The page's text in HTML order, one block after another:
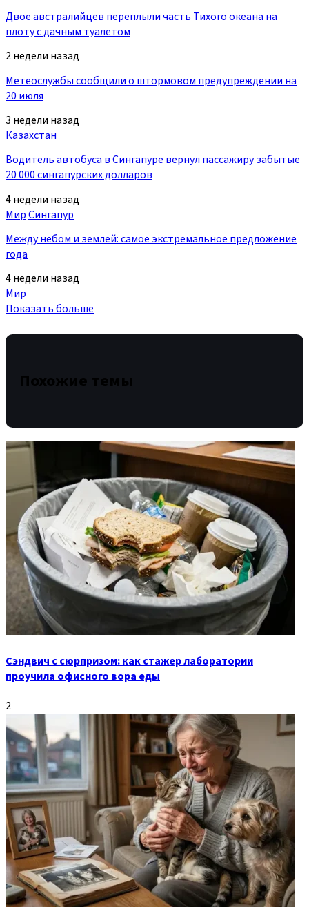
Двое австралийцев переплыли часть Тихого океана на
плоту с дачным туалетом
2 недели назад
Метеослужбы сообщили о штормовом предупреждении на
20 июля
3 недели назад
Казахстан
Водитель автобуса в Сингапуре вернул пассажиру забытые
20 000 сингапурских долларов
4 недели назад
МирСингапур
Между небом и землей: самое экстремальное предложение
года
4 недели назад
Мир
Показать больше
Похожие темы
Сэндвич с сюрпризом: как стажер лаборатории
проучила офисного вора еды
2